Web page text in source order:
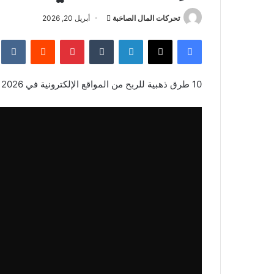
تحركات المال الصاخبة
أرسل
إلكترونيا
أبريل 20, 2026
فيسبوك ‫X لينكدإن بينتيريست
10 طرق ذهبية للربح من المواقع الإلكترونية في 2026 | دليل شامل